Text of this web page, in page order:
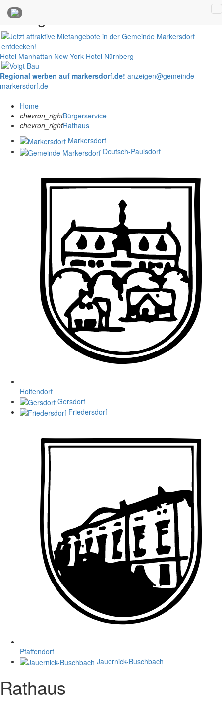
Anzeigen
Hotel Manhattan New York Hotel Nürnberg
Regional werben auf markersdorf.de! anzeigen@gemeinde-
markersdorf.de
Home
chevron_rightBürgerservice
chevron_rightRathaus
Markersdorf
Deutsch-Paulsdorf
Holtendorf
Gersdorf
Friedersdorf
Pfaffendorf
Jauernick-Buschbach
Rathaus